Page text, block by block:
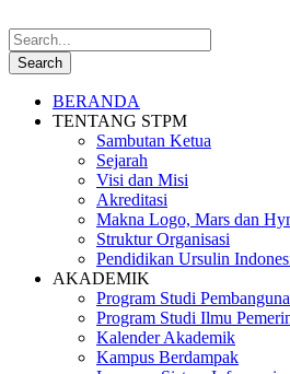
BERANDA
TENTANG STPM
Sambutan Ketua
Sejarah
Visi dan Misi
Akreditasi
Makna Logo, Mars dan
Struktur Organisasi
Pendidikan Ursulin
AKADEMIK
Program Studi
Program Studi Ilmu
Kalender Akademik
Kampus Berdampak